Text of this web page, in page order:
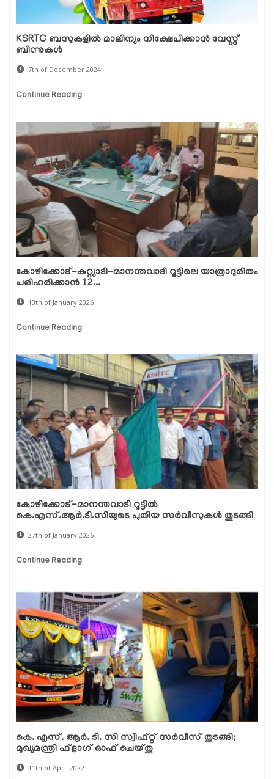
KSRTC ബസുകളിൽ മാലിന്യം നിക്ഷേപിക്കാൻ വേസ്റ്റ്
ബിന്നുകൾ
7th of December 2024
Continue Reading
കോഴിക്കോട്-കുറ്റ്യാടി-മാനന്തവാടി റൂട്ടിലെ യാത്രാദുരിതം
പരിഹരിക്കാന്‍ 12...
13th of January 2026
Continue Reading
കോഴിക്കോട്-മാനന്തവാടി റൂട്ടില്‍
കെ.എസ്.ആര്‍.ടി.സിയുടെ പുതിയ സര്‍വീസുകള്‍ തുടങ്ങി
27th of January 2026
Continue Reading
കെ. എസ്. ആര്‍. ടി. സി സ്വിഫ്റ്റ് സര്‍വീസ് തുടങ്ങി;
മുഖ്യമന്ത്രി ഫ്ളാഗ് ഓഫ് ചെയ്തു
11th of April 2022